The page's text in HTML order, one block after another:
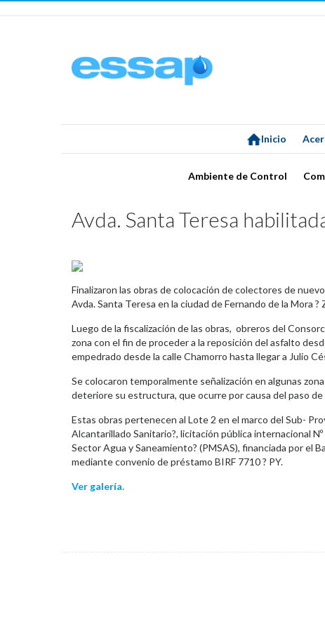
Inicio
Ambiente de Control
Avda. Santa Teresa
Finalizaron las obras de colocación de colectores de
Avda. Santa Teresa en la ciudad de Fernando de la Mora ?
Luego de la fiscalización de las obras, obreros del
zona con el fin de proceder a la reposición del asfalto
empedrado desde la calle Chamorro hasta llegar a Julio
Se colocaron temporalmente señalización en algunas
deteriore su estructura, que ocurre por causa del paso
Estas obras pertenecen al Lote 2 en el marco del Sub-
Alcantarillado Sanitario?, licitación pública internacional
Sector Agua y Saneamiento? (PMSAS), financiada por el
mediante convenio de préstamo BIRF 7710 ? PY.
Ver galería.